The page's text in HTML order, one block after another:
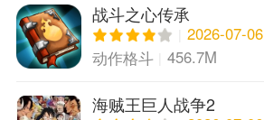
战斗之心传承
2026-07-06
动作格斗
456.7M
海贼王巨人战争2